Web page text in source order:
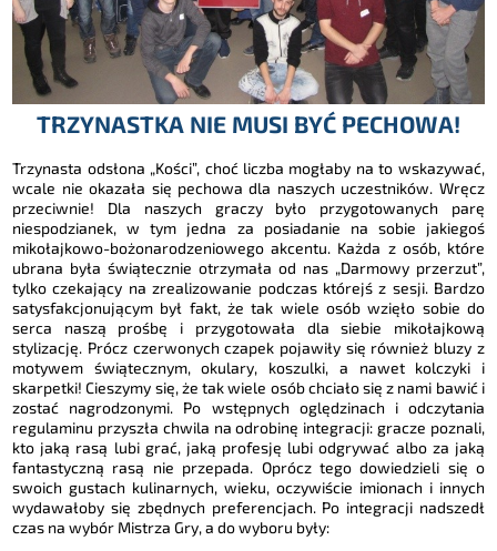
TRZYNASTKA NIE MUSI BYĆ PECHOWA!
Trzynasta odsłona „Kości”, choć liczba mogłaby na to wskazywać,
wcale nie okazała się pechowa dla naszych uczestników. Wręcz
przeciwnie! Dla naszych graczy było przygotowanych parę
niespodzianek, w tym jedna za posiadanie na sobie jakiegoś
mikołajkowo-bożonarodzeniowego akcentu. Każda z osób, które
ubrana była świątecznie otrzymała od nas „Darmowy przerzut”,
tylko czekający na zrealizowanie podczas którejś z sesji. Bardzo
satysfakcjonującym był fakt, że tak wiele osób wzięło sobie do
serca naszą prośbę i przygotowała dla siebie mikołajkową
stylizację. Prócz czerwonych czapek pojawiły się również bluzy z
motywem świątecznym, okulary, koszulki, a nawet kolczyki i
skarpetki! Cieszymy się, że tak wiele osób chciało się z nami bawić i
zostać nagrodzonymi. Po wstępnych oględzinach i odczytania
regulaminu przyszła chwila na odrobinę integracji: gracze poznali,
kto jaką rasą lubi grać, jaką profesję lubi odgrywać albo za jaką
fantastyczną rasą nie przepada. Oprócz tego dowiedzieli się o
swoich gustach kulinarnych, wieku, oczywiście imionach i innych
wydawałoby się zbędnych preferencjach. Po integracji nadszedł
czas na wybór Mistrza Gry, a do wyboru były: